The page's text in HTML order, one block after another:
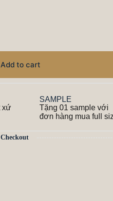
Add to cart
xứ
SAMPLE
Tặng 01 sample với
đơn hàng mua full